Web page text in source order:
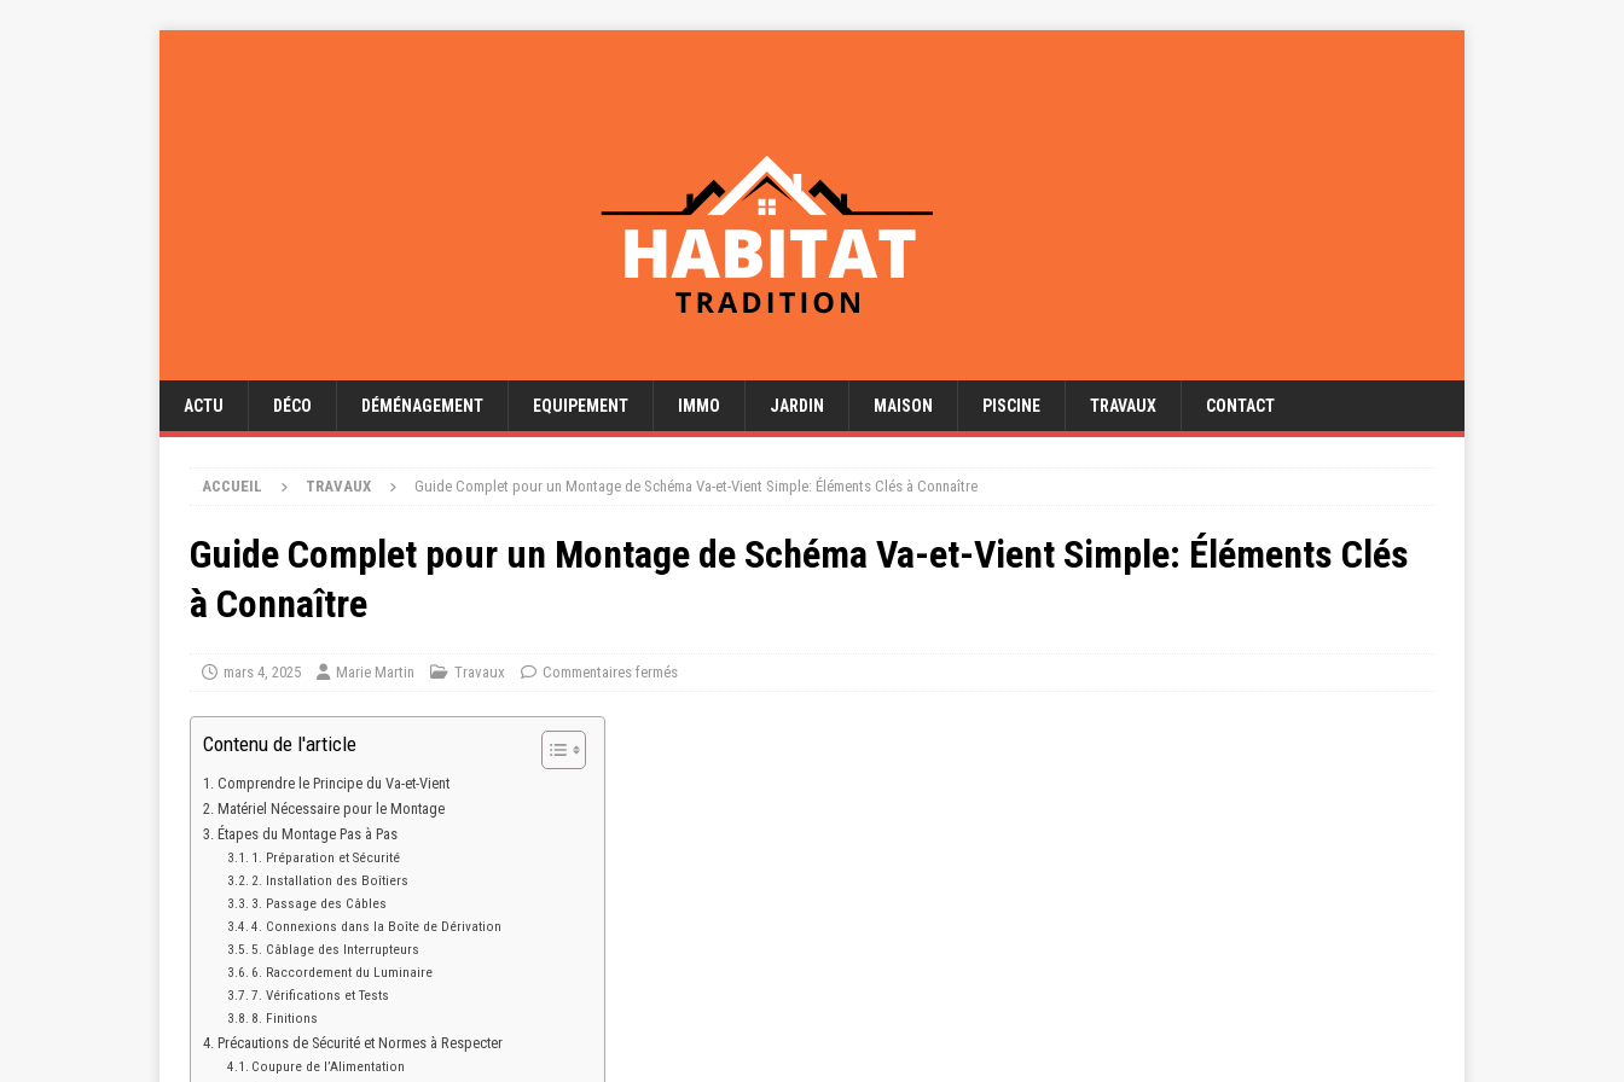
ACTU DÉCO DÉMÉNAGEMENT EQUIPEMENT IMMO JARDIN MAISON PISCINE TRAVAUX CONTACT
ACCUEIL TRAVAUX Guide Complet pour un Montage de Schéma Va-et-Vient Simple: Éléments Clés à Connaître
Guide Complet pour un Montage de Schéma Va-et-Vient Simple: Éléments Clés
à Connaître
mars 4, 2025 Marie Martin Travaux Commentaires fermés
Contenu de l'article
Comprendre le Principe du Va-et-Vient
Matériel Nécessaire pour le Montage
Étapes du Montage Pas à Pas
1. Préparation et Sécurité
2. Installation des Boîtiers
3. Passage des Câbles
4. Connexions dans la Boîte de Dérivation
5. Câblage des Interrupteurs
6. Raccordement du Luminaire
7. Vérifications et Tests
8. Finitions
Précautions de Sécurité et Normes à Respecter
Coupure de l’Alimentation